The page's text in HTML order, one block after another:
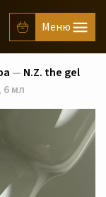
— N.Z. the gel
6 мл